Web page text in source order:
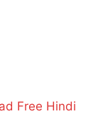
Free Hindi